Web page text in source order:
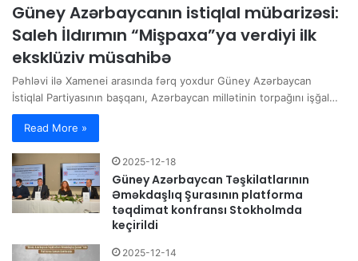
Güney Azərbaycanın istiqlal mübarizəsi:
Saleh İldırımın “Mişpaxa”ya verdiyi ilk
eksklüziv müsahibə
Pəhləvi ilə Xamenei arasında fərq yoxdur Güney Azərbaycan
İstiqlal Partiyasının başqanı, Azərbaycan millətinin torpağını işğal…
Read More »
2025-12-18
Güney Azərbaycan Təşkilatlarının
Əməkdaşlıq Şurasının platforma
təqdimat konfransı Stokholmda
keçirildi
2025-12-14